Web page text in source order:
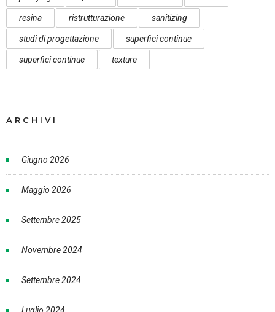
resina ristrutturazione sanitizing
studi di progettazione superfici continue
superfici continue texture
ARCHIVI
Giugno 2026
Maggio 2026
Settembre 2025
Novembre 2024
Settembre 2024